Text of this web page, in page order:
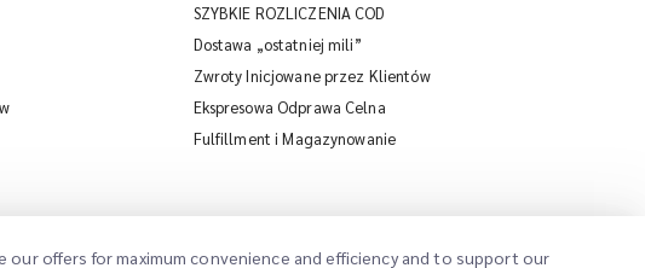
SZYBKIE ROZLICZENIA COD
Dostawa „ostatniej mili”
Zwroty Inicjowane przez Klientów
Ekspresowa Odprawa Celna
Fulfillment i Magazynowanie
offers for maximum convenience and efficiency and to support our
iMile Chat